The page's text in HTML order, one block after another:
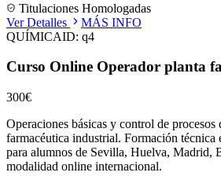
Titulaciones Homologadas
Ver Detalles
MÁS INFO
QUÍMICAID: q4
Curso Online Operador planta
300€
Operaciones básicas y control de procesos
farmacéutica industrial. Formación técnica
para alumnos de Sevilla, Huelva, Madrid,
modalidad online internacional.